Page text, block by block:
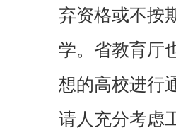
弃资格或不按
学。省教育厅
想的高校进行
请人充分考虑